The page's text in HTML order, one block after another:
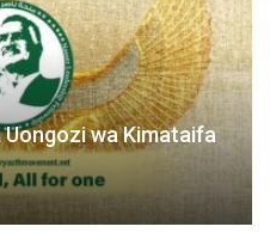
Uongozi wa Kimataifa